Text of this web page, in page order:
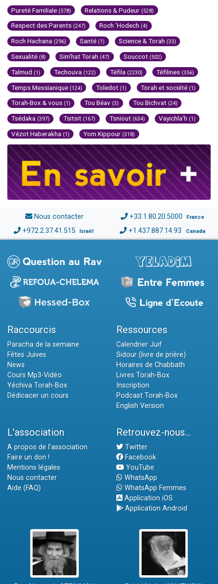
Pureté Familiale (578) Relations & Pudeur (528)
Respect des Parents (247) Roch 'Hodech (4)
Roch Hachana (296) Santé (1) Science & Torah (33)
Sexualité (8) Sim'hat Torah (47) Souccot (502)
Talmud (1) Techouva (122) Téfila (2230) Téfilines (356)
Temps Messianique (124) Toledot (1) Torah et société (1)
Torah-Box & vous (1) Tou Béav (3) Tou Bichvat (24)
Tsédaka (397) Tsitsit (167) Tsniout (634) Vayichla'h (1)
Vézot Haberakha (1) Yom Kippour (318)
Nous contacter +33.1.80.20.5000 France
+972.2.37.41.515 Israël +1.437.887.14.93 Canada
Raccourcis
Paracha de la semaine
Fêtes Juives
News
Cours Mp3-Vidéo
Yéchiva Torah-Box
Dédicacer un cours
Ressources
Calendrier Juif
Sidour (livre de prière)
Horaires de Chabbath
Livres Torah-Box
Inscription
Podcast Torah-Box
English Version
L'association
A propos de l'association
Faire un don !
Mentions légales
Nous contacter
Aide (FAQ)
Retrouvez-nous...
Twitter
Facebook
YouTube
WhatsApp
WhatsApp Femmes
Application iOS
Application Android